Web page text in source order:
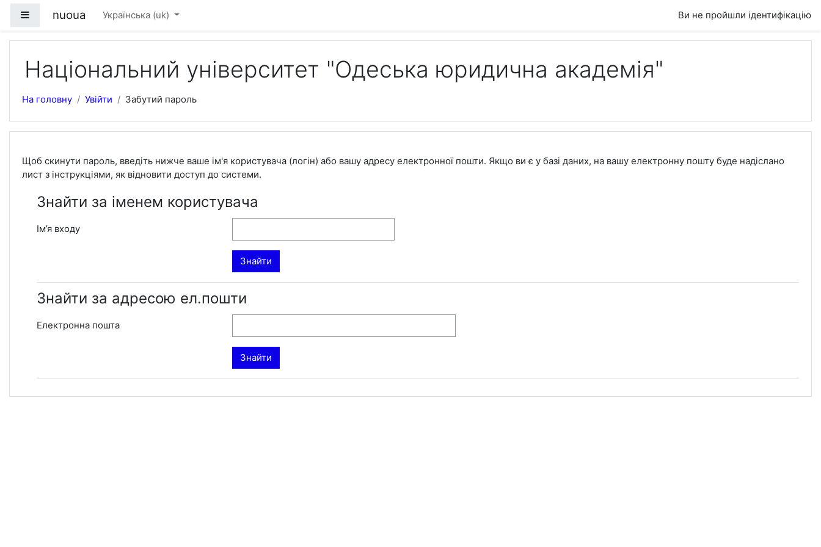
Бокова панель
nuoua Українська ‎(uk)‎ Ви не пройшли ідентифікацію
Національний університет "Одеська юридична академія"
На головну Увійти Забутий пароль
Щоб скинути пароль, введіть нижче ваше ім'я користувача (логін) або вашу адресу електронної пошти. Якщо ви є у базі даних, на вашу електронну пошту буде надіслано
лист з інструкціями, як відновити доступ до системи.
Знайти за іменем користувача
Ім’я входу
Знайти за адресою ел.пошти
Електронна пошта